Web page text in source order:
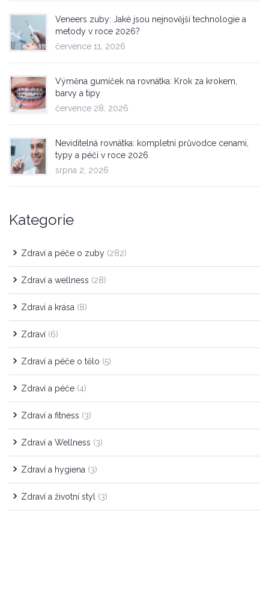
Veneers zuby: Jaké jsou nejnovější technologie a
metody v roce 2026?
července 11, 2026
Výměna gumíček na rovnátka: Krok za krokem,
barvy a tipy
července 28, 2026
Neviditelná rovnátka: kompletní průvodce cenami,
typy a péčí v roce 2026
srpna 2, 2026
Kategorie
Zdraví a péče o zuby (282)
Zdraví a wellness (28)
Zdraví a krása (8)
Zdraví (6)
Zdraví a péče o tělo (5)
Zdraví a péče (4)
Zdraví a fitness (3)
Zdraví a Wellness (3)
Zdraví a hygiena (3)
Zdraví a životní styl (3)